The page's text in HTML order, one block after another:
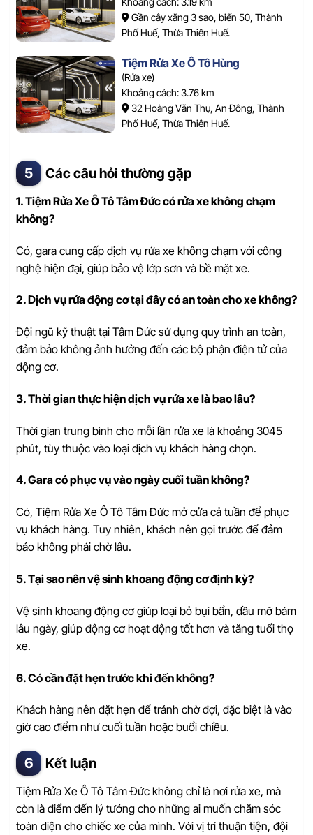
Gần cây xăng 3 sao, biển 50, Thành
Phố Huế, Thừa Thiên Huế.
Tiệm Rửa Xe Ô Tô Hùng
(Rửa xe)
Khoảng cách: 3.76 km
32 Hoàng Văn Thụ, An Đông, Thành
Phố Huế, Thừa Thiên Huế.
Các câu hỏi thường gặp
1. Tiệm Rửa Xe Ô Tô Tâm Đức có rửa xe không chạm
không?
Có, gara cung cấp dịch vụ rửa xe không chạm với công
nghệ hiện đại, giúp bảo vệ lớp sơn và bề mặt xe.
2. Dịch vụ rửa động cơ tại đây có an toàn cho xe không?
Đội ngũ kỹ thuật tại Tâm Đức sử dụng quy trình an toàn,
đảm bảo không ảnh hưởng đến các bộ phận điện tử của
động cơ.
3. Thời gian thực hiện dịch vụ rửa xe là bao lâu?
Thời gian trung bình cho mỗi lần rửa xe là khoảng 3045
phút, tùy thuộc vào loại dịch vụ khách hàng chọn.
4. Gara có phục vụ vào ngày cuối tuần không?
Có, Tiệm Rửa Xe Ô Tô Tâm Đức mở cửa cả tuần để phục
vụ khách hàng. Tuy nhiên, khách nên gọi trước để đảm
bảo không phải chờ lâu.
5. Tại sao nên vệ sinh khoang động cơ định kỳ?
Vệ sinh khoang động cơ giúp loại bỏ bụi bẩn, dầu mỡ bám
lâu ngày, giúp động cơ hoạt động tốt hơn và tăng tuổi thọ
xe.
6. Có cần đặt hẹn trước khi đến không?
Khách hàng nên đặt hẹn để tránh chờ đợi, đặc biệt là vào
giờ cao điểm như cuối tuần hoặc buổi chiều.
Kết luận
Tiệm Rửa Xe Ô Tô Tâm Đức không chỉ là nơi rửa xe, mà
còn là điểm đến lý tưởng cho những ai muốn chăm sóc
toàn diện cho chiếc xe của mình. Với vị trí thuận tiện, đội